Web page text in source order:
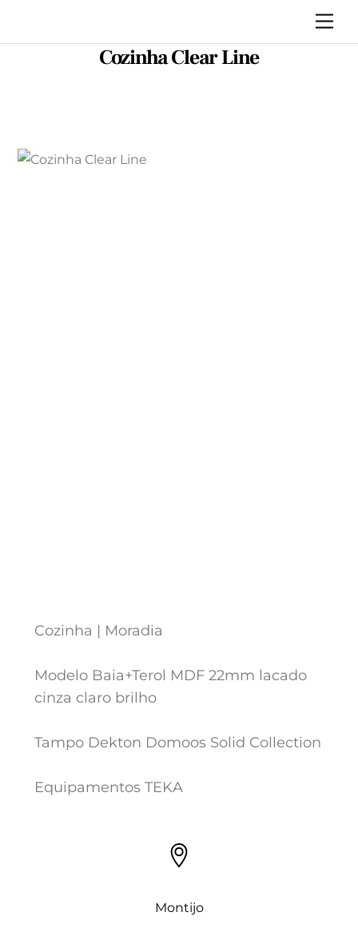
Cozinha Clear Line
Cozinha | Moradia
Modelo Baia+Terol MDF 22mm lacado
cinza claro brilho
Tampo Dekton Domoos Solid Collection
Equipamentos TEKA
Montijo